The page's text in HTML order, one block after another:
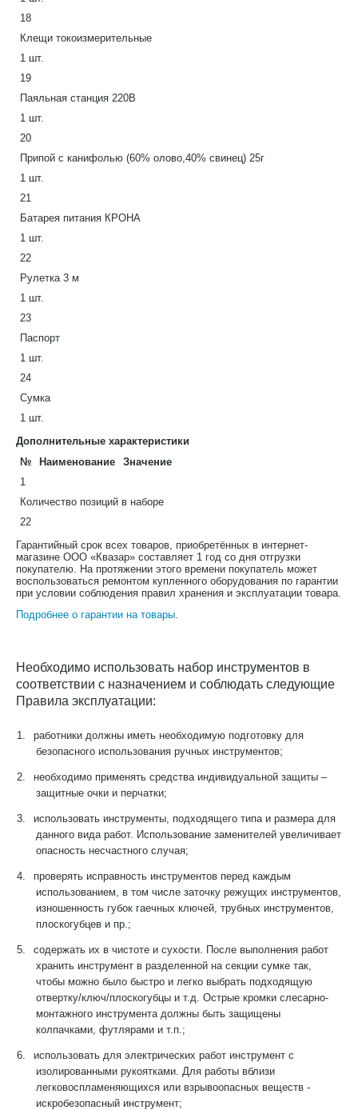
18
Клещи токоизмерительные
1 шт.
19
Паяльная станция 220В
1 шт.
20
Припой с канифолью (60% олово,40% свинец) 25г
1 шт.
21
Батарея питания КРОНА
1 шт.
22
Рулетка 3 м
1 шт.
23
Паспорт
1 шт.
24
Сумка
1 шт.
Дополнительные характеристики
№
Наименование
Значение
1
Количество позиций в наборе
22
Гарантийный срок всех товаров, приобретённых в интернет-
магазине ООО «Квазар» составляет 1 год со дня отгрузки
покупателю. На протяжении этого времени покупатель может
воспользоваться ремонтом купленного оборудования по гарантии
при условии соблюдения правил хранения и эксплуатации товара.
Подробнее о гарантии на товары
Необходимо использовать набор инструментов в
соответствии с назначением и соблюдать следующие
Правила эксплуатации:
1.
работники должны иметь необходимую подготовку для
безопасного использования ручных инструментов;
2.
необходимо применять средства индивидуальной защиты –
защитные очки и перчатки;
3.
использовать инструменты, подходящего типа и размера для
данного вида работ. Использование заменителей увеличивает
опасность несчастного случая;
4.
проверять исправность инструментов перед каждым
использованием, в том числе заточку режущих инструментов,
изношенность губок гаечных ключей, трубных инструментов,
плоскогубцев и пр.;
5.
содержать их в чистоте и сухости. После выполнения работ
хранить инструмент в разделенной на секции сумке так,
чтобы можно было быстро и легко выбрать подходящую
отвертку/ключ/плоскогубцы и т.д. Острые кромки слесарно-
монтажного инструмента должны быть защищены
колпачками, футлярами и т.п.;
6.
использовать для электрических работ инструмент с
изолированными рукоятками. Для работы вблизи
легковоспламеняющихся или взрывоопасных веществ -
искробезопасный инструмент;